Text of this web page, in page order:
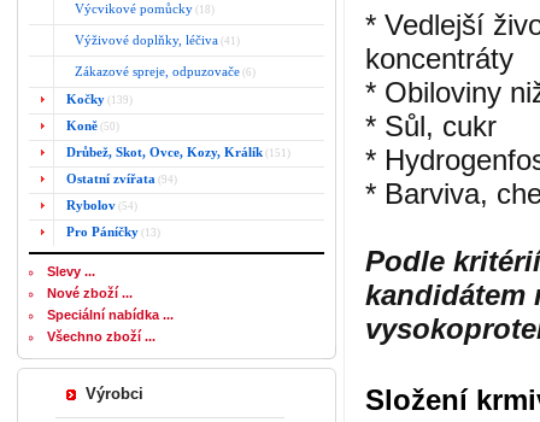
Výcvikové pomůcky (18)
Výživové doplňky, léčiva (41)
Zákazové spreje, odpuzovače (6)
Kočky (139)
Koně (50)
Drůbež, Skot, Ovce, Kozy, Králík (151)
Ostatní zvířata (94)
Rybolov (54)
Pro Páníčky (13)
Slevy ...
Nové zboží ...
Speciální nabídka ...
Všechno zboží ...
Výrobci
* Vedlejší
koncentráty
* Obiloviny
* Sůl, cukr
*
* Barviva,
Podle
kandidátem
Složení